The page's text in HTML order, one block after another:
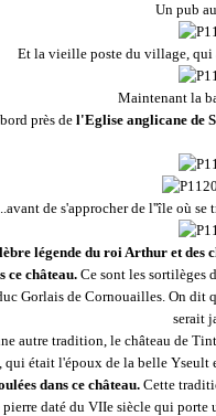
Un pub
Et la vieille poste du village, qui
Maintenant la
près del'Eglise anglicane de
de s'approcher de l''île où se
légende du roi Arthur et des
ce château.Ce sont les sortilèges
Gorlais de Cornouailles. On dit
serait
autre tradition, le château de
qui était l'époux de la belle Yseult
dans ce château.Cette
daté du VIIe siècle qui